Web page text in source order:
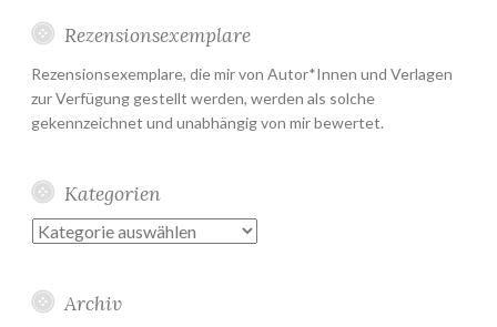
Rezensionsexemplare
Rezensionsexemplare, die mir von Autor*Innen und Verlagen
zur Verfügung gestellt werden, werden als solche
gekennzeichnet und unabhängig von mir bewertet.
Kategorien
Kategorien
Archiv